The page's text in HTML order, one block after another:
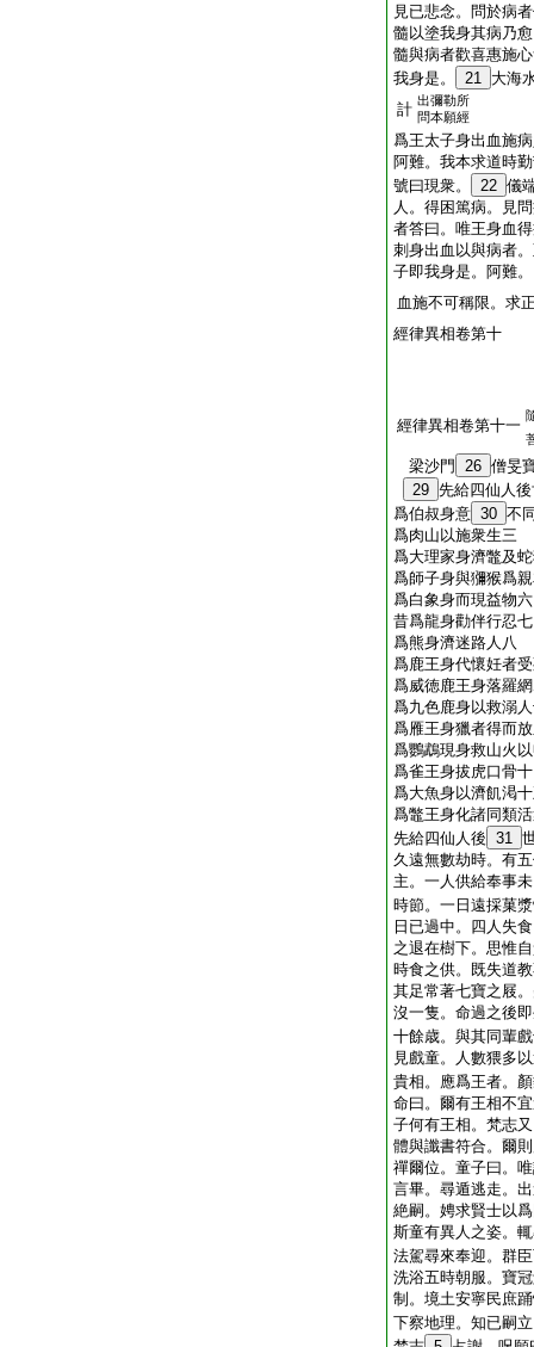
見已悲念。問於病
髓以塗我身其病乃
髓與病者歡喜惠施
我身是。
21 大海
計 出彌勒所
問本願經
爲王太子身出血施
阿難。我本求道時
號曰現衆。
22 儀
人。得困篤病。見
者答曰。唯王身血
刺身出血以與病者
子即我身是。阿難
血施不可稱限。求
經律異相卷第十
經律異相卷第十一
梁沙門 26 僧旻
29 先給四仙人
爲伯叔身意 30 不
爲肉山以施衆生三
爲大理家身濟鼈及
爲師子身與獼猴爲
爲白象身而現益物六
昔爲龍身勸伴行忍七
爲熊身濟迷路人八
爲鹿王身代懷妊者
爲威徳鹿王身落羅
爲九色鹿身以救溺
爲雁王身獵者得而
爲鸚鵡現身救山火
爲雀王身拔虎口骨
爲大魚身以濟飢渇
爲鼈王身化諸同類
先給四仙人後 31
久遠無數劫時。有
主。一人供給奉事
時節。一日遠採菓
日已過中。四人失
之退在樹下。思惟
時食之供。既失道
其足常著七寶之屐
沒一隻。命過之後
十餘歳。與其同輩
見戲童。人數猥多
貴相。應爲王者。
命曰。爾有王相不
子何有王相。梵志
體與讖書符合。爾
禪爾位。童子曰。
言畢。尋遁逃走。
絶嗣。娉求賢士以
斯童有異人之姿。
法駕尋來奉迎。群
洗浴五時朝服。寶
制。境土安寧民庶
下察地理。知已嗣